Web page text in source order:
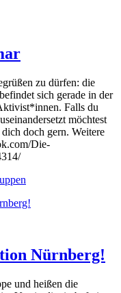
zu dürfen: die
sich gerade in der
Falls du
möchtest
doch gern. Weitere
Die-
Nürnberg!
und heißen die